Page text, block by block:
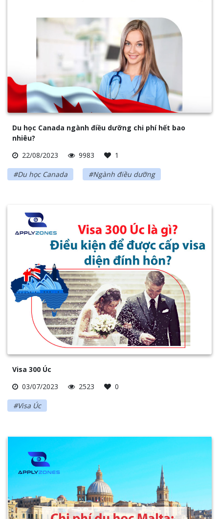
Du học Canada ngành điều dưỡng chi phí hết bao
nhiêu?
22/08/2023
9983 1
#Du học Canada #Ngành điều dưỡng
Visa 300 Úc
03/07/2023
2523 0
#Visa Úc